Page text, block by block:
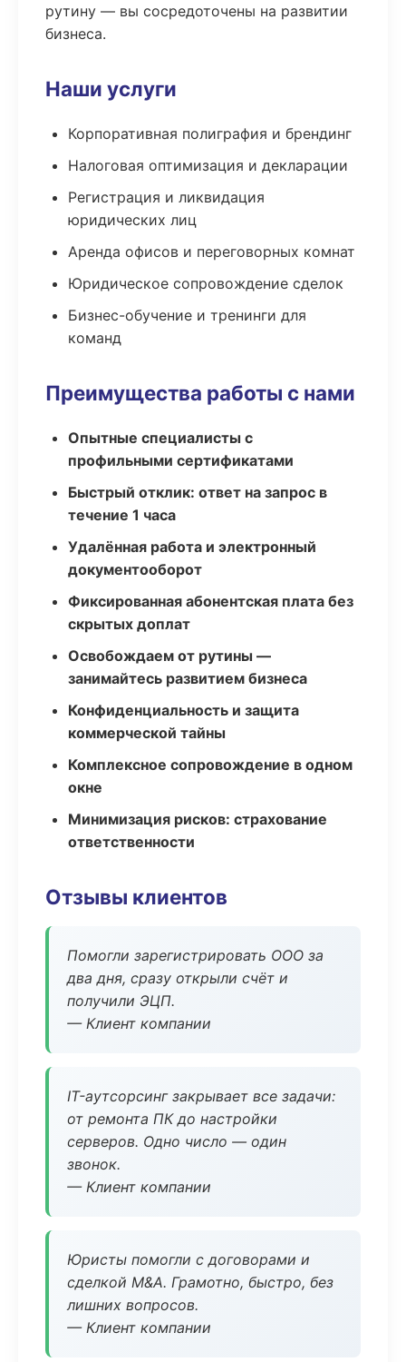
рутину — вы сосредоточены на развитии
бизнеса.
Наши услуги
Корпоративная полиграфия и брендинг
Налоговая оптимизация и декларации
Регистрация и ликвидация
юридических лиц
Аренда офисов и переговорных комнат
Юридическое сопровождение сделок
Бизнес-обучение и тренинги для
команд
Преимущества работы с нами
Опытные специалисты с
профильными сертификатами
Быстрый отклик: ответ на запрос в
течение 1 часа
Удалённая работа и электронный
документооборот
Фиксированная абонентская плата без
скрытых доплат
Освобождаем от рутины —
занимайтесь развитием бизнеса
Конфиденциальность и защита
коммерческой тайны
Комплексное сопровождение в одном
окне
Минимизация рисков: страхование
ответственности
Отзывы клиентов
Помогли зарегистрировать ООО за
два дня, сразу открыли счёт и
получили ЭЦП.
— Клиент компании
IT-аутсорсинг закрывает все задачи:
от ремонта ПК до настройки
серверов. Одно число — один
звонок.
— Клиент компании
Юристы помогли с договорами и
сделкой M&A. Грамотно, быстро, без
лишних вопросов.
— Клиент компании